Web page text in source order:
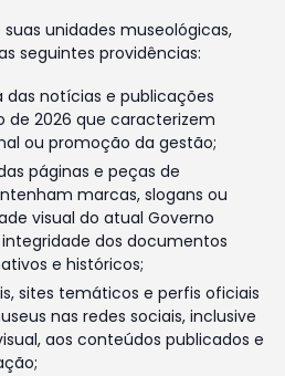
unidades museológicas,
seguintes providências:
notícias e publicações
de 2026 que caracterizem
ou promoção da gestão;
páginas e peças de
marcas, slogans ou
visual do atual Governo
dos documentos
e históricos;
sites temáticos e perfis oficiais
nas redes sociais, inclusive
aos conteúdos publicados e